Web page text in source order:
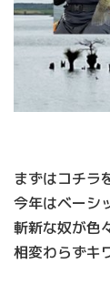
まずはコチラ
今年はベーシ
斬新な奴が色
相変わらずキ